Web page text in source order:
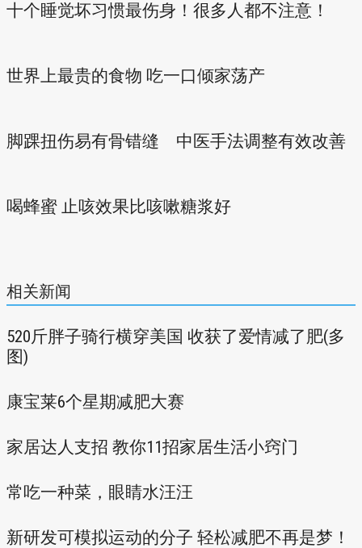
十个睡觉坏习惯最伤身！很多人都不注意！
世界上最贵的食物 吃一口倾家荡产
脚踝扭伤易有骨错缝 中医手法调整有效改善
喝蜂蜜 止咳效果比咳嗽糖浆好
相关新闻
520斤胖子骑行横穿美国 收获了爱情减了肥(多
图)
康宝莱6个星期减肥大赛
家居达人支招 教你11招家居生活小窍门
常吃一种菜，眼睛水汪汪
新研发可模拟运动的分子 轻松减肥不再是梦！